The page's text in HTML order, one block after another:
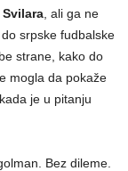
, ali ga ne
srpske fudbalske
strane, kako do
mogla da pokaže
je u pitanju
Bez dileme.